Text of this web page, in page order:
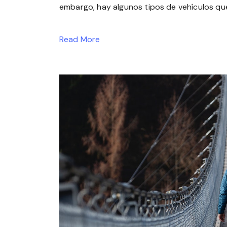
embargo, hay algunos tipos de vehículos
Read More